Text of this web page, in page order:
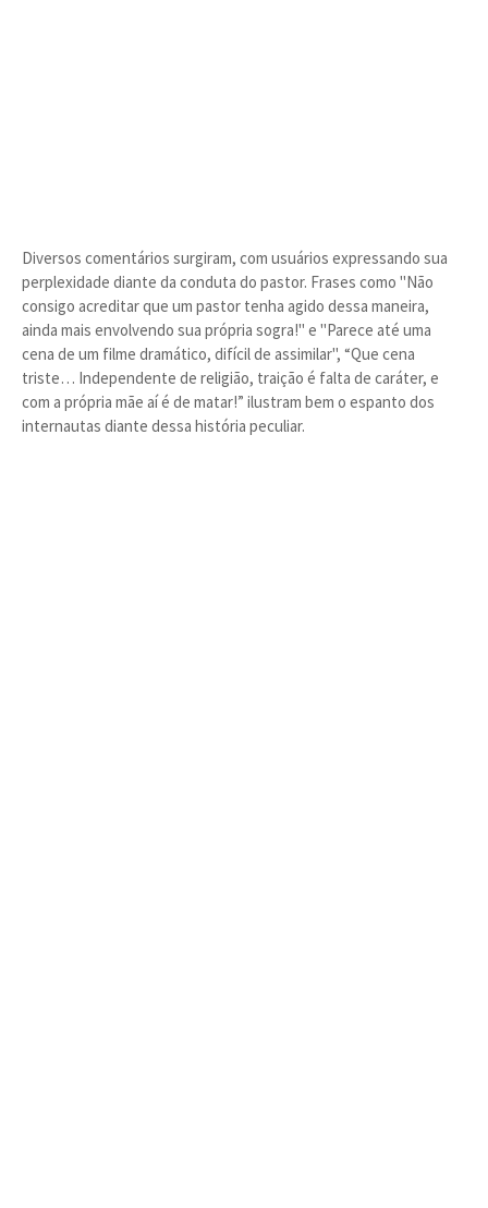
Diversos comentários surgiram, com usuários expressando sua
perplexidade diante da conduta do pastor. Frases como "Não
consigo acreditar que um pastor tenha agido dessa maneira,
ainda mais envolvendo sua própria sogra!" e "Parece até uma
cena de um filme dramático, difícil de assimilar", “Que cena
triste… Independente de religião, traição é falta de caráter, e
com a própria mãe aí é de matar!” ilustram bem o espanto dos
internautas diante dessa história peculiar.